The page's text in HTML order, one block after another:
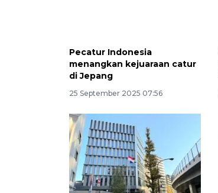
Pecatur Indonesia
menangkan kejuaraan catur
di Jepang
25 September 2025 07:56